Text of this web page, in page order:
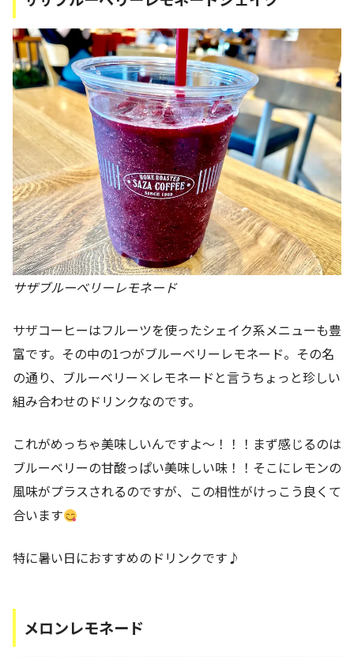
サザブルーベリーレモネード
サザコーヒーはフルーツを使ったシェイク系メニューも豊
富です。その中の1つがブルーベリーレモネード。その名
の通り、ブルーベリー×レモネードと言うちょっと珍しい
組み合わせのドリンクなのです。
これがめっちゃ美味しいんですよ～！！！まず感じるのは
ブルーベリーの甘酸っぱい美味しい味！！そこにレモンの
風味がプラスされるのですが、この相性がけっこう良くて
合います
特に暑い日におすすめのドリンクです♪
メロンレモネード